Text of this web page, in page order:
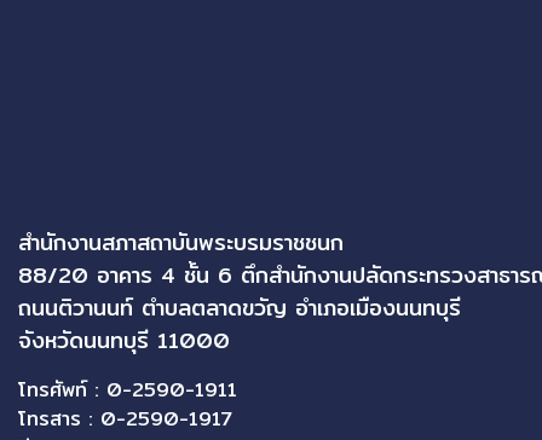
สำนักงานสภาสถาบันพระบรมราชชนก
88/20 อาคาร 4 ชั้น 6 ตึกสำนักงานปลัดกระทรวงสาธา
ถนนติวานนท์ ตำบลตลาดขวัญ อำเภอเมืองนนทบุรี
จังหวัดนนทบุรี 11000
โทรศัพท์ : 0-2590-1911
โทรสาร : 0-2590-1917